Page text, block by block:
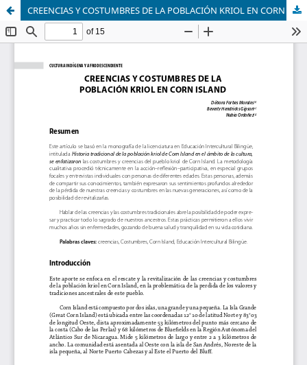
CREENCIAS Y COSTUMBRES DE LA POBLACIÓN KRIOL EN CORN ISLAND